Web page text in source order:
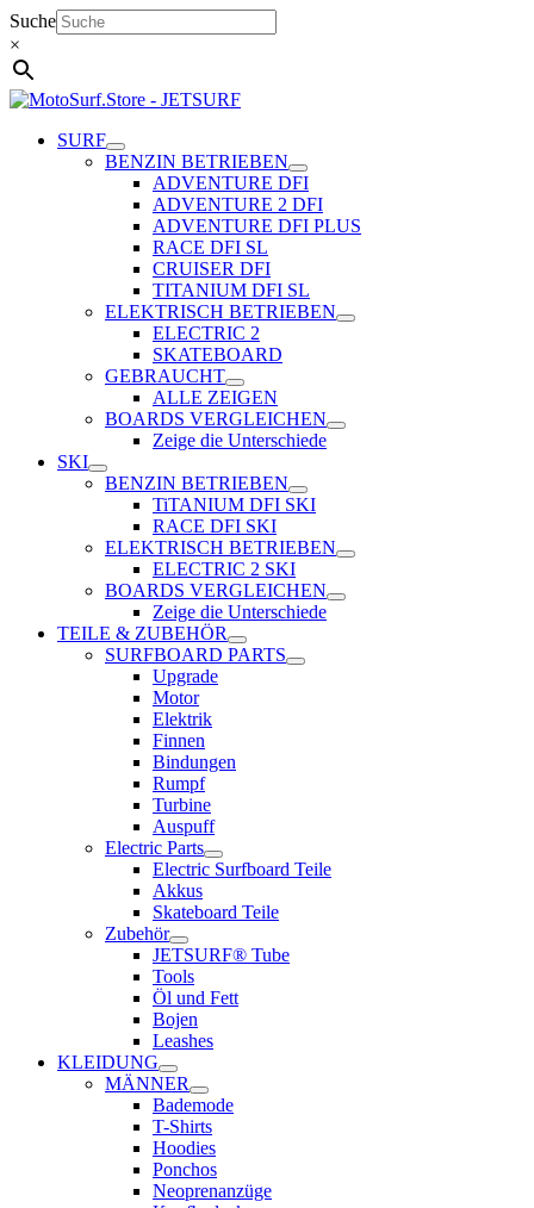
Zum
Inhalt
springen
Suche
×
SURF
BENZIN BETRIEBEN
ADVENTURE DFI
ADVENTURE 2 DFI
ADVENTURE DFI PLUS
RACE DFI SL
CRUISER DFI
TITANIUM DFI SL
ELEKTRISCH BETRIEBEN
ELECTRIC 2
SKATEBOARD
GEBRAUCHT
ALLE ZEIGEN
BOARDS VERGLEICHEN
Zeige die Unterschiede
SKI
BENZIN BETRIEBEN
TiTANIUM DFI SKI
RACE DFI SKI
ELEKTRISCH BETRIEBEN
ELECTRIC 2 SKI
BOARDS VERGLEICHEN
Zeige die Unterschiede
TEILE & ZUBEHÖR
SURFBOARD PARTS
Upgrade
Motor
Elektrik
Finnen
Bindungen
Rumpf
Turbine
Auspuff
Electric Parts
Electric Surfboard Teile
Akkus
Skateboard Teile
Zubehör
JETSURF® Tube
Tools
Öl und Fett
Bojen
Leashes
KLEIDUNG
MÄNNER
Bademode
T-Shirts
Hoodies
Ponchos
Neoprenanzüge